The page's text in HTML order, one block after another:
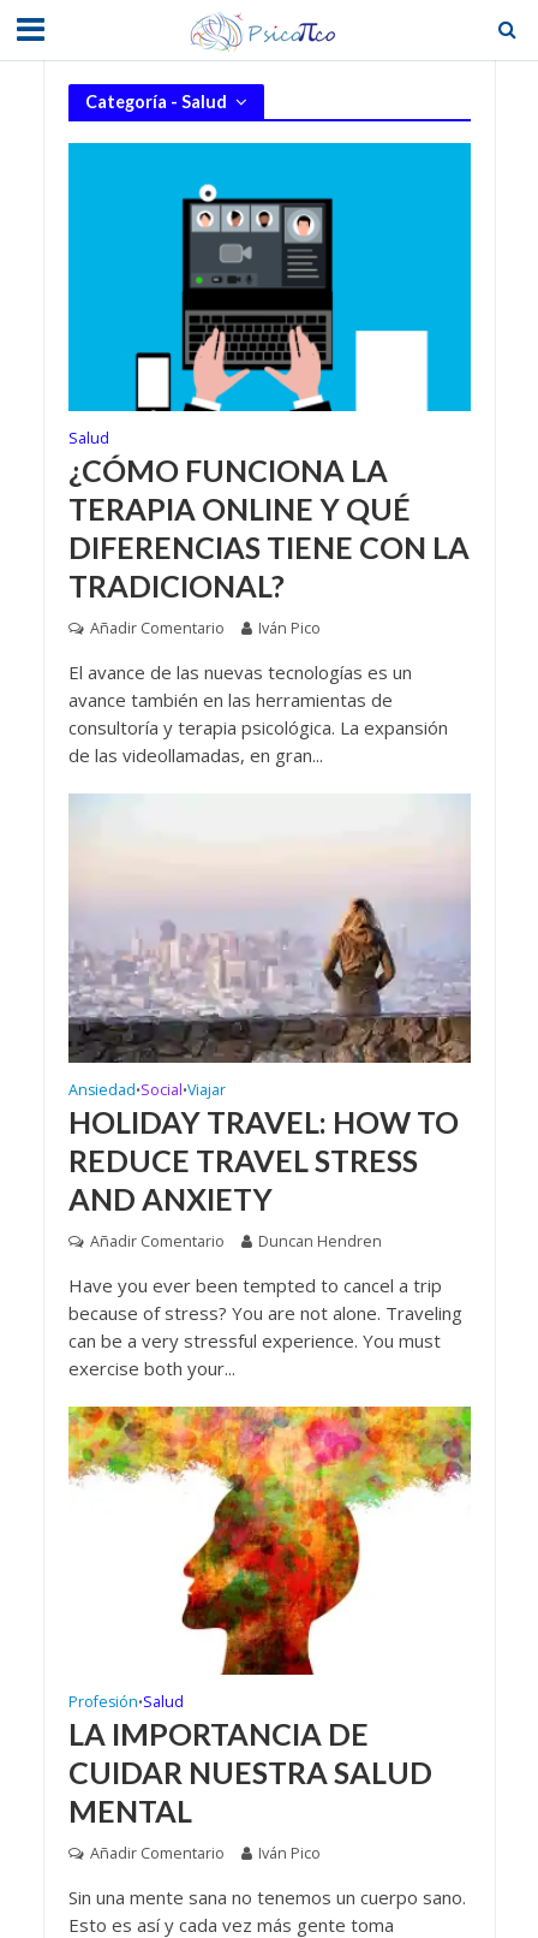
Categoría - Salud
Salud
¿CÓMO FUNCIONA LA
TERAPIA ONLINE Y QUÉ
DIFERENCIAS TIENE CON LA
TRADICIONAL?
Añadir Comentario Iván Pico
El avance de las nuevas tecnologías es un
avance también en las herramientas de
consultoría y terapia psicológica. La expansión
de las videollamadas, en gran...
Ansiedad•Social•Viajar
HOLIDAY TRAVEL: HOW TO
REDUCE TRAVEL STRESS
AND ANXIETY
Añadir Comentario Duncan Hendren
Have you ever been tempted to cancel a trip
because of stress? You are not alone. Traveling
can be a very stressful experience. You must
exercise both your...
Profesión•Salud
LA IMPORTANCIA DE
CUIDAR NUESTRA SALUD
MENTAL
Añadir Comentario Iván Pico
Sin una mente sana no tenemos un cuerpo sano.
Esto es así y cada vez más gente toma